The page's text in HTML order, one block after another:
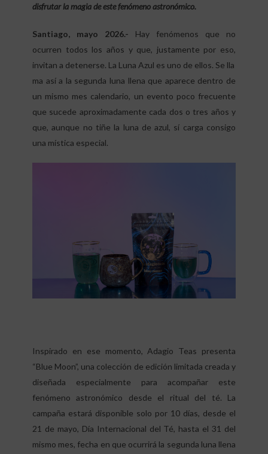
disfrutar la magia de este fenómeno astronómico.
Santiago, mayo 2026.- Hay fenómenos que no
ocurren todos los años y que, justamente por eso,
invitan a detenerse. La Luna Azul es uno de ellos. Se lla
ma así a la segunda luna llena que aparece dentro de
un mismo mes calendario, un evento poco frecuente
que sucede aproximadamente cada dos o tres años y
que, aunque no tiñe la luna de azul, sí carga consigo
una mística especial.
Inspirado en ese momento, Adagio Teas presenta
“Blue Moon”, una colección de edición limitada creada y
diseñada especialmente para acompañar este
fenómeno astronómico desde el ritual del té. La
campaña estará disponible solo por 10 días, desde el
21 de mayo, Día Internacional del Té, hasta el 31 del
mismo mes, fecha en que ocurrirá la segunda luna llena